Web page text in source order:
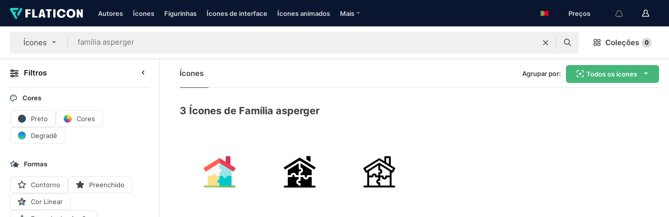
Autores Ícones Figurinhas Ícones de interface Ícones animados Mais Preços
Ícones Coleções 0
Filtros
Cores
Preto Cores
Degradê
Formas
Contorno Preenchido
Cor Linear
Ícones Agrupar por: Todos os ícones
3 Ícones de Família asperger